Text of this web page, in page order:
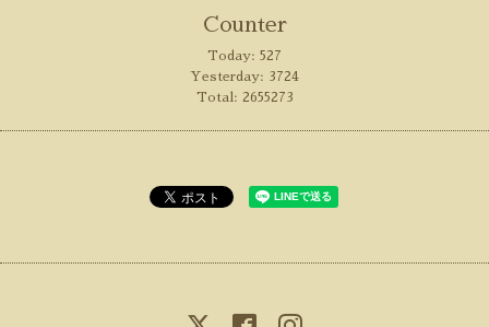
Counter
Today: 527
Yesterday: 3724
Total: 2655273